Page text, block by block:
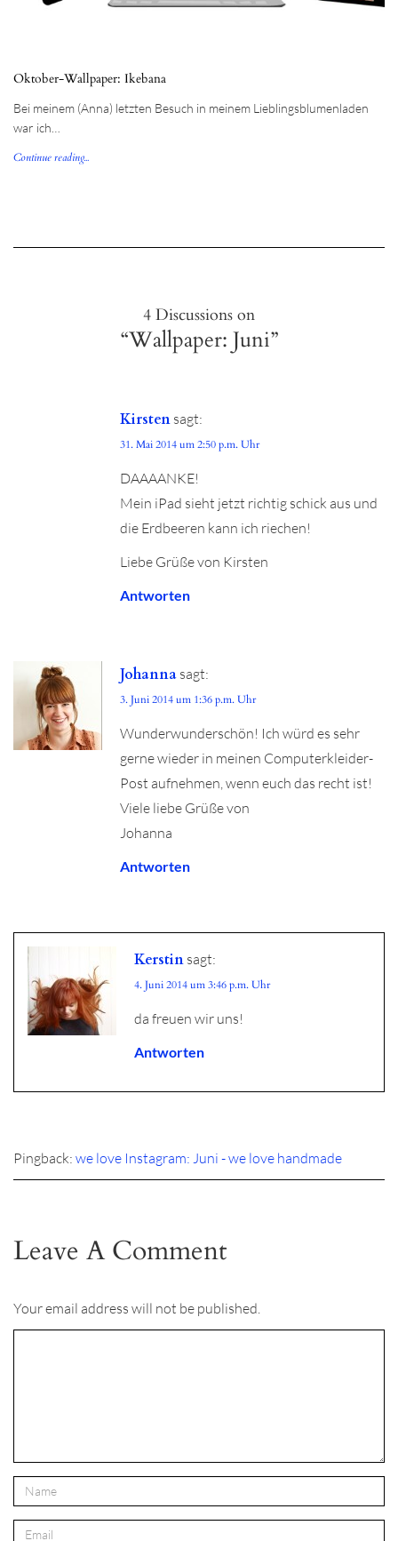
Oktober-Wallpaper: Ikebana
Bei meinem (Anna) letzten Besuch in meinem Lieblingsblumenladen
war ich…
Continue reading...
4 Discussions on
“Wallpaper: Juni”
Kirsten sagt:
31. Mai 2014 um 2:50 p.m. Uhr
DAAAANKE!
Mein iPad sieht jetzt richtig schick aus und
die Erdbeeren kann ich riechen!
Liebe Grüße von Kirsten
Antworten
Johanna sagt:
3. Juni 2014 um 1:36 p.m. Uhr
Wunderwunderschön! Ich würd es sehr
gerne wieder in meinen Computerkleider-
Post aufnehmen, wenn euch das recht ist!
Viele liebe Grüße von
Johanna
Antworten
Kerstin sagt:
4. Juni 2014 um 3:46 p.m. Uhr
da freuen wir uns!
Antworten
Pingback: we love Instagram: Juni - we love handmade
Leave A Comment
Your email address will not be published.